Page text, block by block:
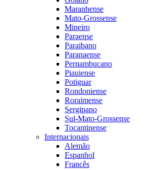
Maranhense
Mato-Grossense
Mineiro
Paraense
Paraibano
Paranaense
Pernambucano
Piauiense
Potiguar
Rondoniense
Roraimense
Sergipano
Sul-Mato-Grossense
Tocantinense
Internacionais
Alemão
Espanhol
Francês